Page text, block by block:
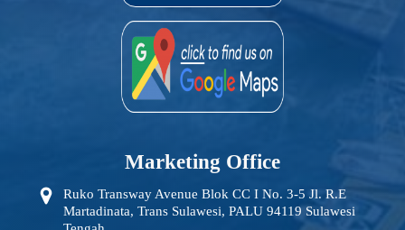
Marketing Office
Ruko Transway Avenue Blok CC I No. 3-5 Jl. R.E
Martadinata, Trans Sulawesi, PALU 94119 Sulawesi